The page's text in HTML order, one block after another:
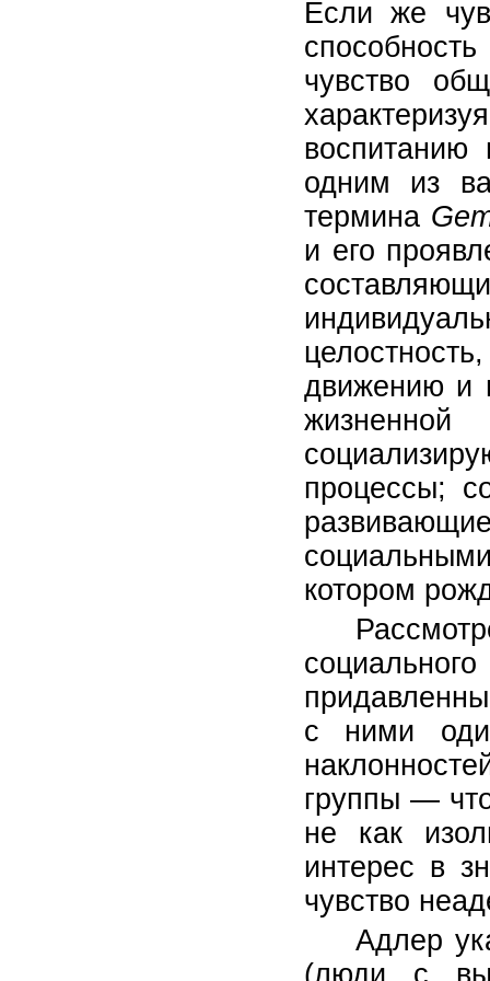
Если же
чувство
одним из
термина
и его
движению и
процессы;
котором
с ними
группы —
не как
интерес в
чувство
Адлер
(люди с